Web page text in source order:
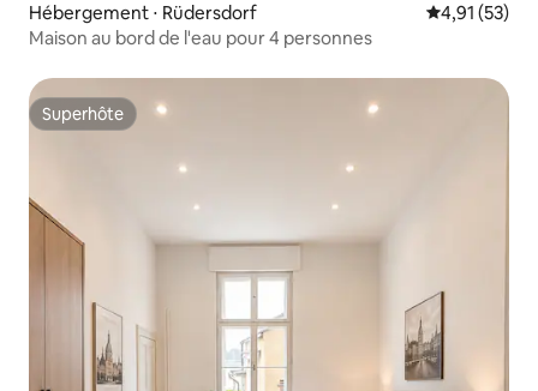
Hébergement ⋅ Rüdersdorf Évaluation
4,91 (53)
Maison au bord de l'eau pour 4 personnes
Superhôte
Superhôte